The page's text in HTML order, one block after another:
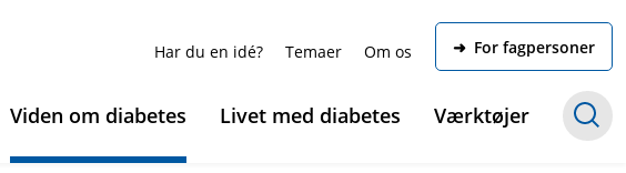
Har du en idé? Temaer Om os ➜ For fagpersoner
Viden om diabetes Livet med diabetes Værktøjer